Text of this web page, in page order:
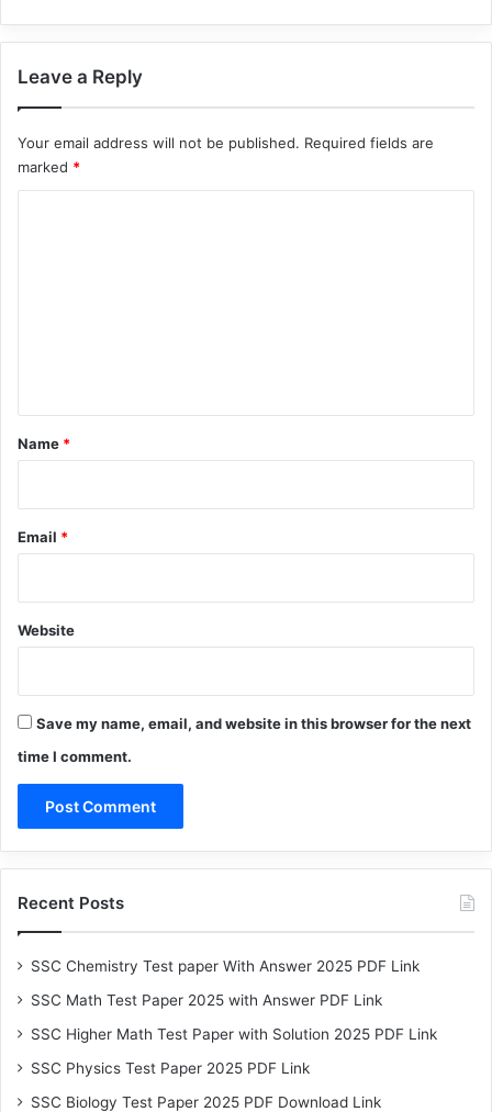
Leave a Reply
Your email address will not be published. Required fields are
marked *
*
Name *
Email *
Website
Save my name, email, and website in this browser for the next
time I comment.
Recent Posts
SSC Chemistry Test paper With Answer 2025 PDF Link
SSC Math Test Paper 2025 with Answer PDF Link
SSC Higher Math Test Paper with Solution 2025 PDF Link
SSC Physics Test Paper 2025 PDF Link
SSC Biology Test Paper 2025 PDF Download Link